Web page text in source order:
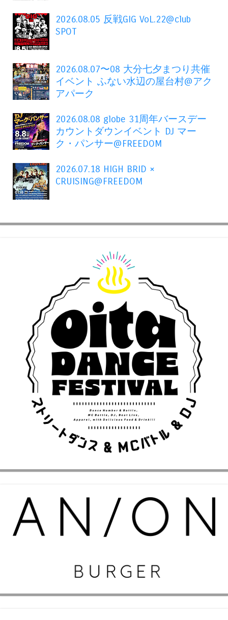
2026.08.05 反戦GIG VoL.22@club
SPOT
2026.08.07〜08 大分七夕まつり共催
イベント ふない水辺の屋台村@アク
アパーク
2026.08.08 globe 31周年バースデー
カウントダウンイベント DJ マー
ク・パンサー@FREEDOM
2026.07.18 HIGH BRID ×
CRUISING@FREEDOM